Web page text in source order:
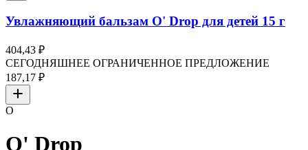
Увлажняющий бальзам O' Drop для детей 15 г
404,43 ₽
СЕГОДНЯШНЕЕ ОГРАНИЧЕННОЕ ПРЕДЛОЖЕНИЕ
187,17 ₽
O
O' Drop